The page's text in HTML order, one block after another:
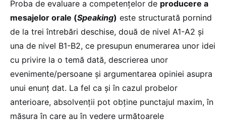
Proba de evaluare a competențelor de producere a
mesajelor orale (Speaking) este structurată pornind
de la trei întrebări deschise, două de nivel A1-A2 și
una de nivel B1-B2, ce presupun enumerarea unor idei
cu privire la o temă dată, descrierea unor
evenimente/persoane și argumentarea opiniei asupra
unui enunț dat. La fel ca și în cazul probelor
anterioare, absolvenții pot obține punctajul maxim, în
măsura în care au în vedere următoarele